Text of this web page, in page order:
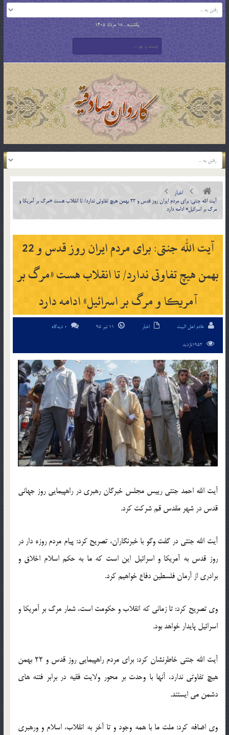
یکشنبه , 18 مرداد 1405
اخبار
آیت الله جنتی: برای مردم ایران روز قدس و 22 بهمن هیچ تفاوتی ندارد/ تا انقلاب هست «مرگ بر آمریکا و
مرگ بر اسرائیل» ادامه دارد
آیت الله جنتی: برای مردم ایران روز قدس و 22
بهمن هیچ تفاوتی ندارد/ تا انقلاب هست «مرگ بر
آمریکا و مرگ بر اسرائیل» ادامه دارد
خادم اهل البیت اخبار 0 دیدگاه
آیت الله احمد جنتی رییس مجلس خبرگان رهبری در راهپیمایی روز جهانی
قدس در شهر مقدس قم شرکت کرد.
آیت الله جنتی در گفت وگو با خبرنگاران، تصریح کرد: پیام مردم روزه دار در
روز قدس به آمریکا و اسرائیل این است که ما به حکم اسلام اخلاق و
برادری از آرمان فلسطین دفاع خواهیم کرد.
وی تصریح کرد: تا زمانی که انقلاب و حکومت است، شعار مرگ بر آمریکا و
اسرائیل پایدار خواهد بود.
آیت الله جنتی خاطرنشان کرد: برای مردم راهپیمایی روز قدس و 22 بهمن
هیچ تفاوتی ندارد، آنها با وحدت بر محور ولایت فقیه در برابر فتنه های
دشمن می ایستند.
وی اضافه کرد: ملت ما با همه وجود و تا آخر به انقلاب، اسلام و ورهبری